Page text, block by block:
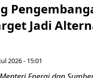
Jadi
2026 - 15:01